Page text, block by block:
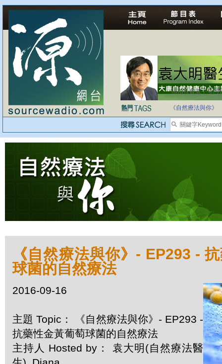
法治社會並不等同
《自然療法與你》
《自然療法與你》- EP293 -
球菌的自然療法
2016-09-16
主題 Topic： 《自然療法與你》- EP293 -
抗藥性金黃葡萄球菌的自然療法
主持人 Hosted by： 袁大明(自然療法醫